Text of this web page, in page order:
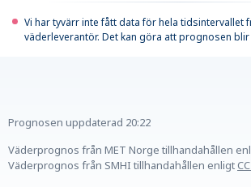
Vi har tyvärr inte fått data för hela tidsintervallet
väderleverantör. Det kan göra att prognosen
Prognosen uppdaterad 20:22
Väderprognos från MET Norge tillhandahållen
Väderprognos från SMHI tillhandahållen enligt